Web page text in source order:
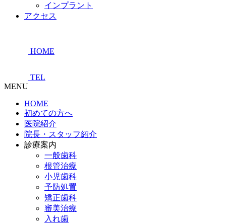
インプラント
アクセス
HOME
TEL
MENU
HOME
初めての方へ
医院紹介
院長・スタッフ紹介
診療案内
一般歯科
根管治療
小児歯科
予防処置
矯正歯科
審美治療
入れ歯